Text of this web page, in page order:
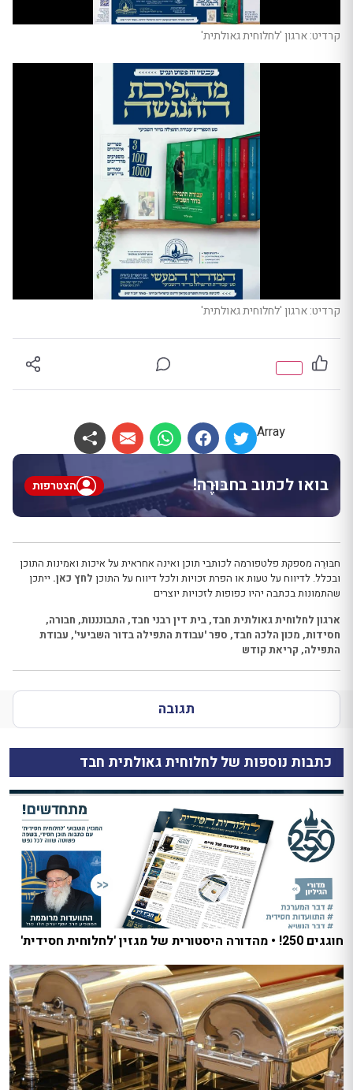
קרדיט: ארגון 'לחלוחית גאולתית'
קרדיט: ארגון 'לחלוחית גאולתית'
Array
בואו לכתוב בחבּוּרֶה! הצטרפות
חבּוּרֶה מספקת פלטפורמה לכותבי תוכן ואינה אחראית על איכות ואמינות התוכן
ובכלל. לדיווח על טעות או הפרת זכויות ולכל דיווח על התוכן לחץ כאן. ייתכן
שהתמונות בכתבה יהיו כפופות לזכויות יוצרים
ארגון לחלוחית גאולתית חבד,בית דין רבני חבד, התבונננות, חבורה,
חסידות, מכון הלכה חבד, ספר 'עבודת התפילה בדור השביעי', עבודת
התפילה, קריאת קודש
תגובה
כתבות נוספות של לחלוחית גאולתית חבד
חוגגים 250! • מהדורה היסטורית של מגזין 'לחלוחית חסידית'